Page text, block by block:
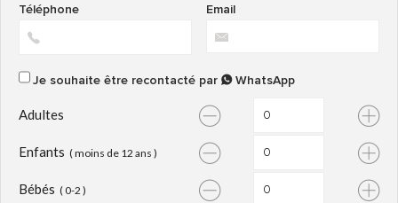
Email
Téléphone
Je souhaite être recontacté par WhatsApp
Adultes
Enfants ( moins de 12 ans )
Bébés ( 0-2 )